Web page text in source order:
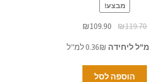
מבצע!
₪119.70
₪109.90
הוספה לסל